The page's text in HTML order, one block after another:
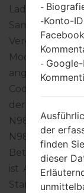
Laden Sie
Samsung
Vergessen
angegebenen
Code ATO ist
der PDA-
ist Android S
Standart -
-
-Konto-
-
der
finden
dieser